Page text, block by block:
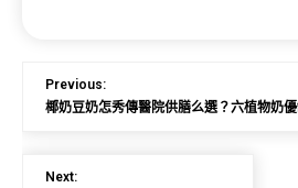
Previous:
椰奶豆奶怎秀傳醫院供膳么選？六植物奶
Next: